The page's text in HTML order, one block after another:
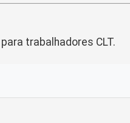
trabalhadores CLT.